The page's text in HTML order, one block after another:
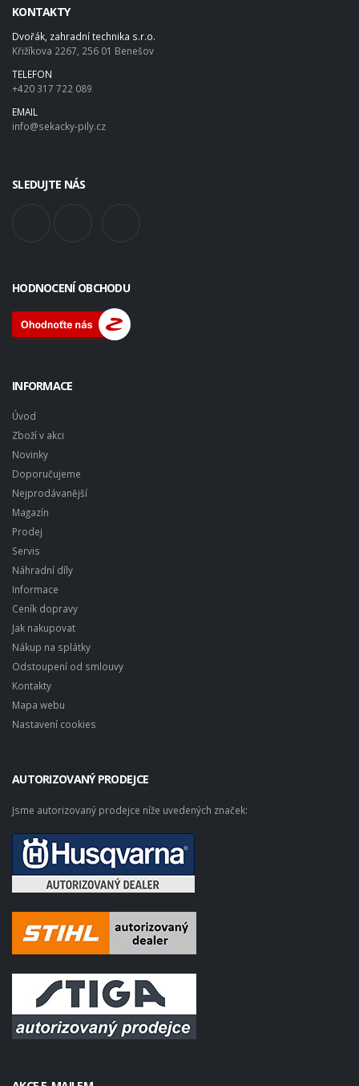
KONTAKTY
Dvořák, zahradní technika s.r.o.
Křižíkova 2267, 256 01 Benešov
TELEFON
+420 317 722 089
EMAIL
info@sekacky-pily.cz
SLEDUJTE NÁS
HODNOCENÍ OBCHODU
INFORMACE
Úvod
Zboží v akci
Novinky
Doporučujeme
Nejprodávanější
Magazín
Prodej
Servis
Náhradní díly
Informace
Ceník dopravy
Jak nakupovat
Nákup na splátky
Odstoupení od smlouvy
Kontakty
Mapa webu
Nastavení cookies
AUTORIZOVANÝ PRODEJCE
Jsme autorizovaný prodejce níže uvedených značek: